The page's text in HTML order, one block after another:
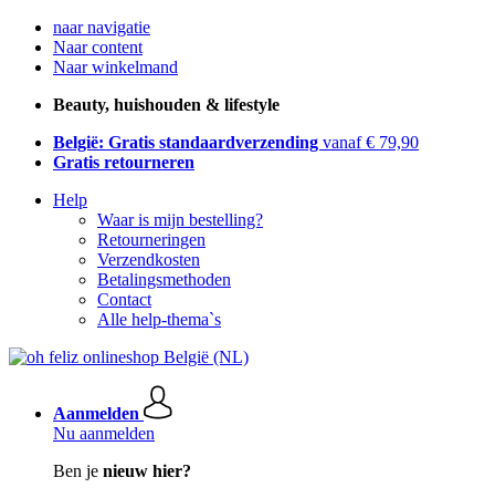
naar navigatie
Naar content
Naar winkelmand
Beauty, huishouden & lifestyle
België: Gratis standaardverzending vanaf € 79,90
Gratis retourneren
Help
Waar is mijn bestelling?
Retourneringen
Verzendkosten
Betalingsmethoden
Contact
Alle help-thema`s
Aanmelden
Nu aanmelden
Ben je nieuw hier?